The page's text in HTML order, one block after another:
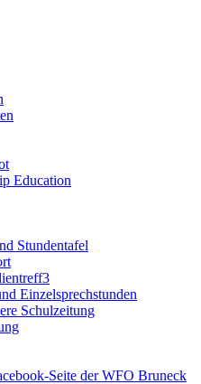
Education
Stundentafel
Einzelsprechstunden
Schulzeitung